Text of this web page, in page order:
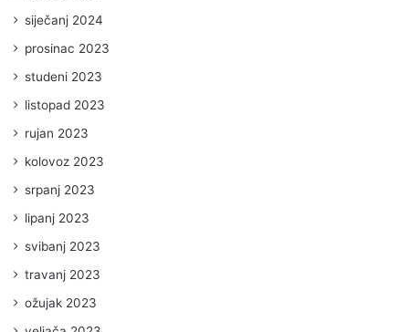
siječanj 2024
prosinac 2023
studeni 2023
listopad 2023
rujan 2023
kolovoz 2023
srpanj 2023
lipanj 2023
svibanj 2023
travanj 2023
ožujak 2023